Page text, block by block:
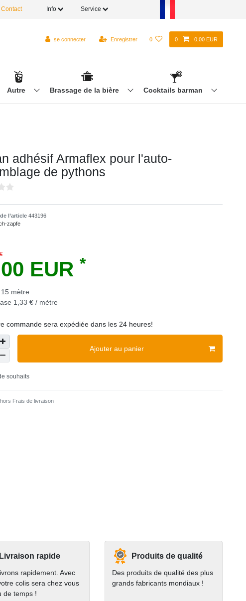
Contact Info Service
se connecter Enregistrer 0 0 0,00 EUR
Autre Brassage de la bière Cocktails barman
adhésif Armaflex pour l'auto-
de pythons
l’article 443196
zapfe
EUR *
15 mètre
1,33 € / mètre
commande sera expédiée dans les 24 heures!
Ajouter au panier
souhaits
Frais de livraison
Livraison rapide
rapidement. Avec
colis sera chez vous
de temps !
Produits de qualité
Des produits de qualité des plus
grands fabricants mondiaux !